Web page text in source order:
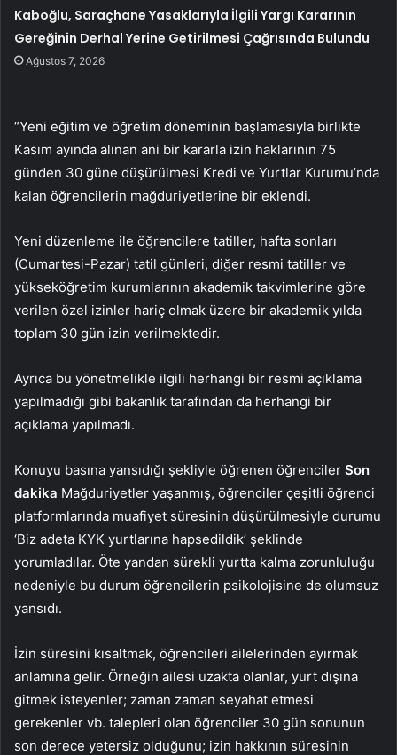
Kaboğlu, Saraçhane Yasaklarıyla İlgili Yargı Kararının
Gereğinin Derhal Yerine Getirilmesi Çağrısında Bulundu
Ağustos 7, 2026
“Yeni eğitim ve öğretim döneminin başlamasıyla birlikte
Kasım ayında alınan ani bir kararla izin haklarının 75
günden 30 güne düşürülmesi Kredi ve Yurtlar Kurumu’nda
kalan öğrencilerin mağduriyetlerine bir eklendi.
Yeni düzenleme ile öğrencilere tatiller, hafta sonları
(Cumartesi-Pazar) tatil günleri, diğer resmi tatiller ve
yükseköğretim kurumlarının akademik takvimlerine göre
verilen özel izinler hariç olmak üzere bir akademik yılda
toplam 30 gün izin verilmektedir.
Ayrıca bu yönetmelikle ilgili herhangi bir resmi açıklama
yapılmadığı gibi bakanlık tarafından da herhangi bir
açıklama yapılmadı.
Konuyu basına yansıdığı şekliyle öğrenen öğrenciler Son
dakika Mağduriyetler yaşanmış, öğrenciler çeşitli öğrenci
platformlarında muafiyet süresinin düşürülmesiyle durumu
‘Biz adeta KYK yurtlarına hapsedildik’ şeklinde
yorumladılar. Öte yandan sürekli yurtta kalma zorunluluğu
nedeniyle bu durum öğrencilerin psikolojisine de olumsuz
yansıdı.
İzin süresini kısaltmak, öğrencileri ailelerinden ayırmak
anlamına gelir. Örneğin ailesi uzakta olanlar, yurt dışına
gitmek isteyenler; zaman zaman seyahat etmesi
gerekenler vb. talepleri olan öğrenciler 30 gün sonunun
son derece yetersiz olduğunu; izin hakkının süresinin